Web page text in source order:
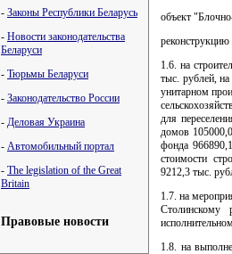
- Законы Республики Беларусь
- Новости законодательства
Беларуси
- Тюрьмы Беларуси
- Законодательство России
- Деловая Украина
- Автомобильный портал
- The legislation of the Great
Britain
Правовые новости
объект
1.6. на
тыс. рублей,
унитарном
для
домов
фонда
стоимости
9212,3 тыс.
1.7. на
Столинскому
1.8. на